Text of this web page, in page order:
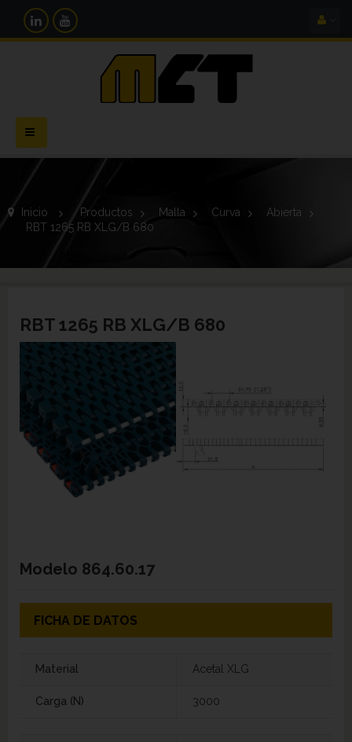
Navegación
Toggle
Inicio > Productos > Malla > Curva >
Abierta
RBT 1265 RB XLG/B 680
RBT 1265 RB XLG/B 680
Modelo 864.60.17
FICHA DE DATOS
Material Acetal XLG
Carga (N) 3000